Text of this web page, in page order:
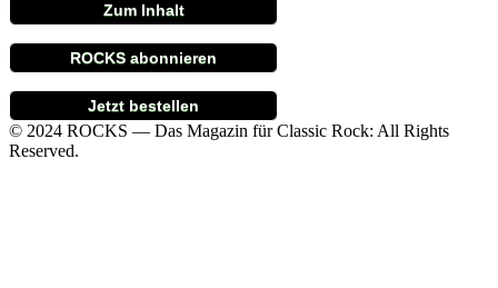
Zum Inhalt
ROCKS abonnieren
Jetzt bestellen
© 2024 ROCKS — Das Magazin für Classic Rock: All Rights
Reserved.